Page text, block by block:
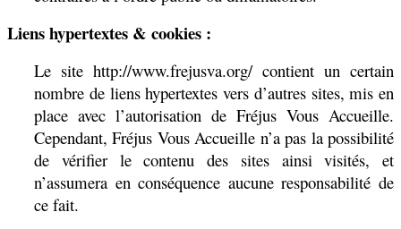
Liens hypertextes & cookies :
Le site http://www.frejusva.org/ contient un certain
nombre de liens hypertextes vers d’autres sites, mis en
place avec l’autorisation de Fréjus Vous Accueille.
Cependant, Fréjus Vous Accueille n’a pas la possibilité
de vérifier le contenu des sites ainsi visités, et
n’assumera en conséquence aucune responsabilité de
ce fait.